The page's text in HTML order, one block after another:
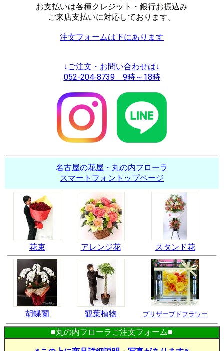
お支払いは各種クレジット・銀行お振込み
ご来店支払いに対応しております。
注文フォームは下にあります
↓ご注文・お問い合わせは↓
052-204-8739 9時～18時
名古屋の花屋・丸の内フローラ
スマートフォントップページ
花束 アレンジ花 スタンド花
胡蝶蘭 観葉植物 プリザーブドフラワー
■丸の内フローラご注文フォーム■